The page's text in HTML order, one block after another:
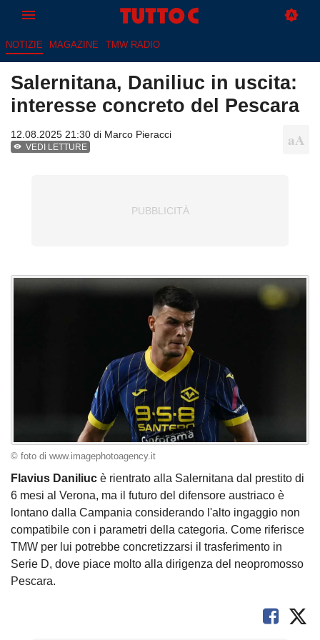
NOTIZIE MAGAZINE TMW RADIO
Salernitana, Daniliuc in uscita:
interesse concreto del Pescara
12.08.2025 21:30 di Marco Pieracci
VEDI LETTURE
© foto di www.imagephotoagency.it
Flavius Daniliuc è rientrato alla Salernitana dal prestito di
6 mesi al Verona, ma il futuro del difensore austriaco è
lontano dalla Campania considerando l'alto ingaggio non
compatibile con i parametri della categoria. Come riferisce
TMW per lui potrebbe concretizzarsi il trasferimento in
Serie D, dove piace molto alla dirigenza del neopromosso
Pescara.